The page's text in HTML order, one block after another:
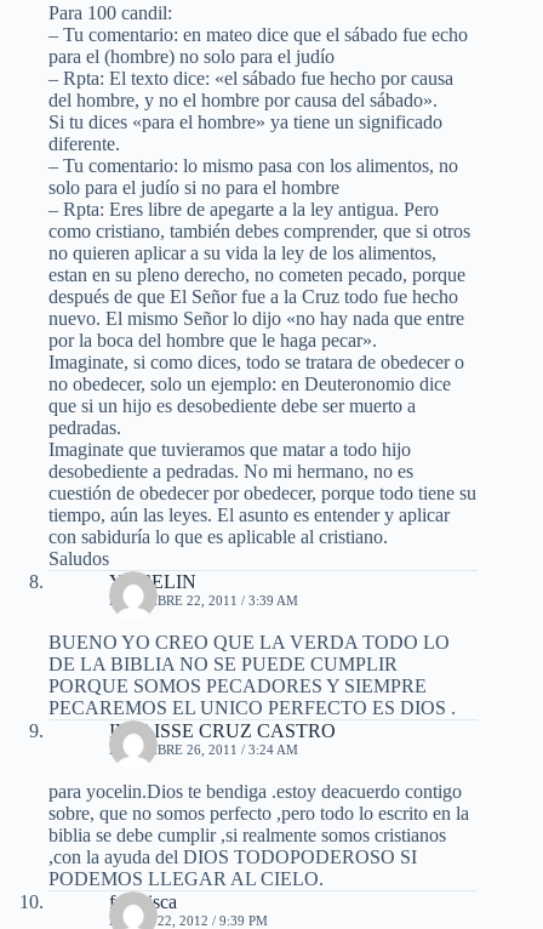
Para 100 candil:
– Tu comentario: en mateo dice que el sábado fue echo
para el (hombre) no solo para el judío
– Rpta: El texto dice: «el sábado fue hecho por causa
del hombre, y no el hombre por causa del sábado».
Si tu dices «para el hombre» ya tiene un significado
diferente.
– Tu comentario: lo mismo pasa con los alimentos, no
solo para el judío si no para el hombre
– Rpta: Eres libre de apegarte a la ley antigua. Pero
como cristiano, también debes comprender, que si otros
no quieren aplicar a su vida la ley de los alimentos,
estan en su pleno derecho, no cometen pecado, porque
después de que El Señor fue a la Cruz todo fue hecho
nuevo. El mismo Señor lo dijo «no hay nada que entre
por la boca del hombre que le haga pecar».
Imaginate, si como dices, todo se tratara de obedecer o
no obedecer, solo un ejemplo: en Deuteronomio dice
que si un hijo es desobediente debe ser muerto a
pedradas.
Imaginate que tuvieramos que matar a todo hijo
desobediente a pedradas. No mi hermano, no es
cuestión de obedecer por obedecer, porque todo tiene su
tiempo, aún las leyes. El asunto es entender y aplicar
con sabiduría lo que es aplicable al cristiano.
Saludos
YOCELIN
DICIEMBRE 22, 2011 / 3:39 AM
BUENO YO CREO QUE LA VERDA TODO LO
DE LA BIBLIA NO SE PUEDE CUMPLIR
PORQUE SOMOS PECADORES Y SIEMPRE
PECAREMOS EL UNICO PERFECTO ES DIOS .
IVELISSE CRUZ CASTRO
DICIEMBRE 26, 2011 / 3:24 AM
para yocelin.Dios te bendiga .estoy deacuerdo contigo
sobre, que no somos perfecto ,pero todo lo escrito en la
biblia se debe cumplir ,si realmente somos cristianos
,con la ayuda del DIOS TODOPODEROSO SI
PODEMOS LLEGAR AL CIELO.
francisca
ENERO 22, 2012 / 9:39 PM